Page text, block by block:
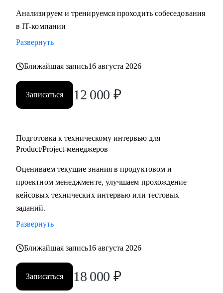
Анализируем и тренируемся проходить собеседования
в IT-компании
Развернуть
Ближайшая запись16 августа 2026
Записаться 12 000 ₽
Подготовка к техническому интервью для
Product/Project-менеджеров
Оцениваем текущие знания в продуктовом и
проектном менеджменте, улучшаем прохождение
кейсовых технических интервью или тестовых
заданий.
Развернуть
Ближайшая запись16 августа 2026
Записаться 18 000 ₽